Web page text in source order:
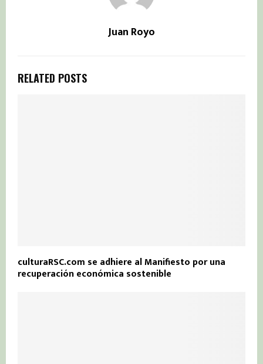
Juan Royo
RELATED POSTS
culturaRSC.com se adhiere al Manifiesto por una
recuperación económica sostenible